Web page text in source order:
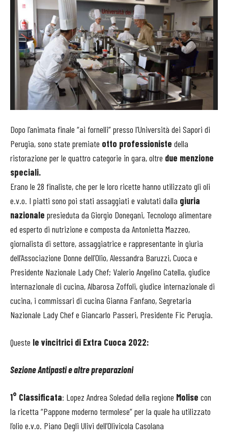
Dopo l’animata finale “ai fornelli” presso l’Università dei Sapori di
Perugia, sono state premiate otto professioniste della
ristorazione per le quattro categorie in gara,oltre due menzione
speciali.
Erano le 28 finaliste,che per le loro ricette hanno utilizzato gli oli
e.v.o. I piatti sono poi stati assaggiati e valutati dalla giuria
nazionale presieduta da Giorgio Donegani, Tecnologo alimentare
ed esperto di nutrizione e composta da Antonietta Mazzeo,
giornalista di settore, assaggiatrice e rappresentante in giuria
dell’Associazione Donne dell’Olio, Alessandra Baruzzi, Cuoca e
Presidente Nazionale Lady Chef; Valerio Angelino Catella, giudice
internazionale di cucina, Albarosa Zoffoli, giudice internazionale di
cucina, i commissari di cucina Gianna Fanfano, Segretaria
Nazionale Lady Chef e Giancarlo Passeri, Presidente Fic Perugia.
Queste le vincitrici di Extra Cuoca 2022:
Sezione Antipasti e altre preparazioni
1° Classificata: Lopez Andrea Soledad della regione Molise con
la ricetta “Pappone moderno termolese”per la quale ha utilizzato
l’olio e.v.o. Piano Degli Ulivi dell’Olivicola Casolana